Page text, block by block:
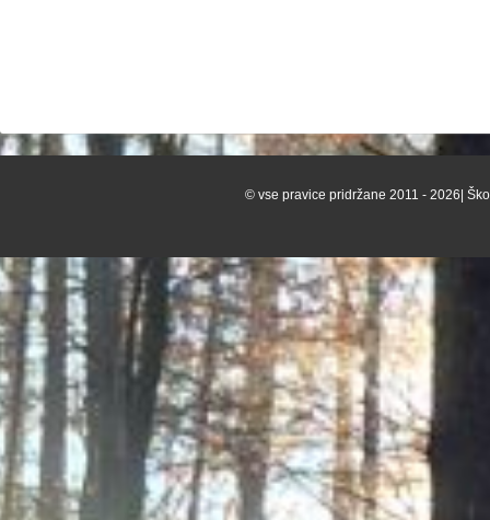
© vse pravice pridržane 2011 - 2026|